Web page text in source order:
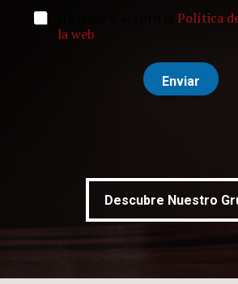
He leído y acepto laPolítica
la web
Enviar
Descubre Nuestro